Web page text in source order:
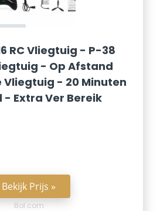
RC Vliegtuig - P-38
- Op Afstand
Vliegtuig - 20 Minuten
Extra Ver Bereik
Bekijk Prijs »
Bol.com